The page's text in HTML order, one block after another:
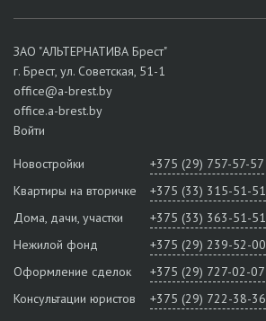
ЗАО "АЛЬТЕРНАТИВА Брест"
г. Брест, ул. Советская, 51-1
office@a-brest.by
office.a-brest.by
Войти
Новостройки
+375 (29) 757-57-57
Квартиры на вторичке
+375 (33) 315-51-51
Дома, дачи, участки
+375 (33) 363-51-51
Нежилой фонд
+375 (29) 239-52-00
Оформление сделок
+375 (29) 727-02-07
Консультации юристов
+375 (29) 722-38-36